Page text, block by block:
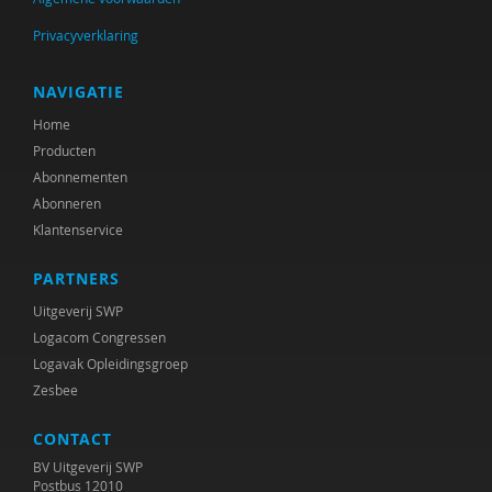
Naïma afrarchi
José aijmakers
Frank Ainsworth
Birsen Akin
Sanne Akkerman
Catelijne Akkermans
Marlot Akkermans-Rutgers
Alaoui Alaoui
Monique Albeda
Privacyverklaring
NAVIGATIE
Home
Producten
Abonnementen
Abonneren
Klantenservice
PARTNERS
Uitgeverij SWP
Logacom Congressen
Logavak Opleidingsgroep
Zesbee
CONTACT
BV Uitgeverij SWP
Postbus 12010